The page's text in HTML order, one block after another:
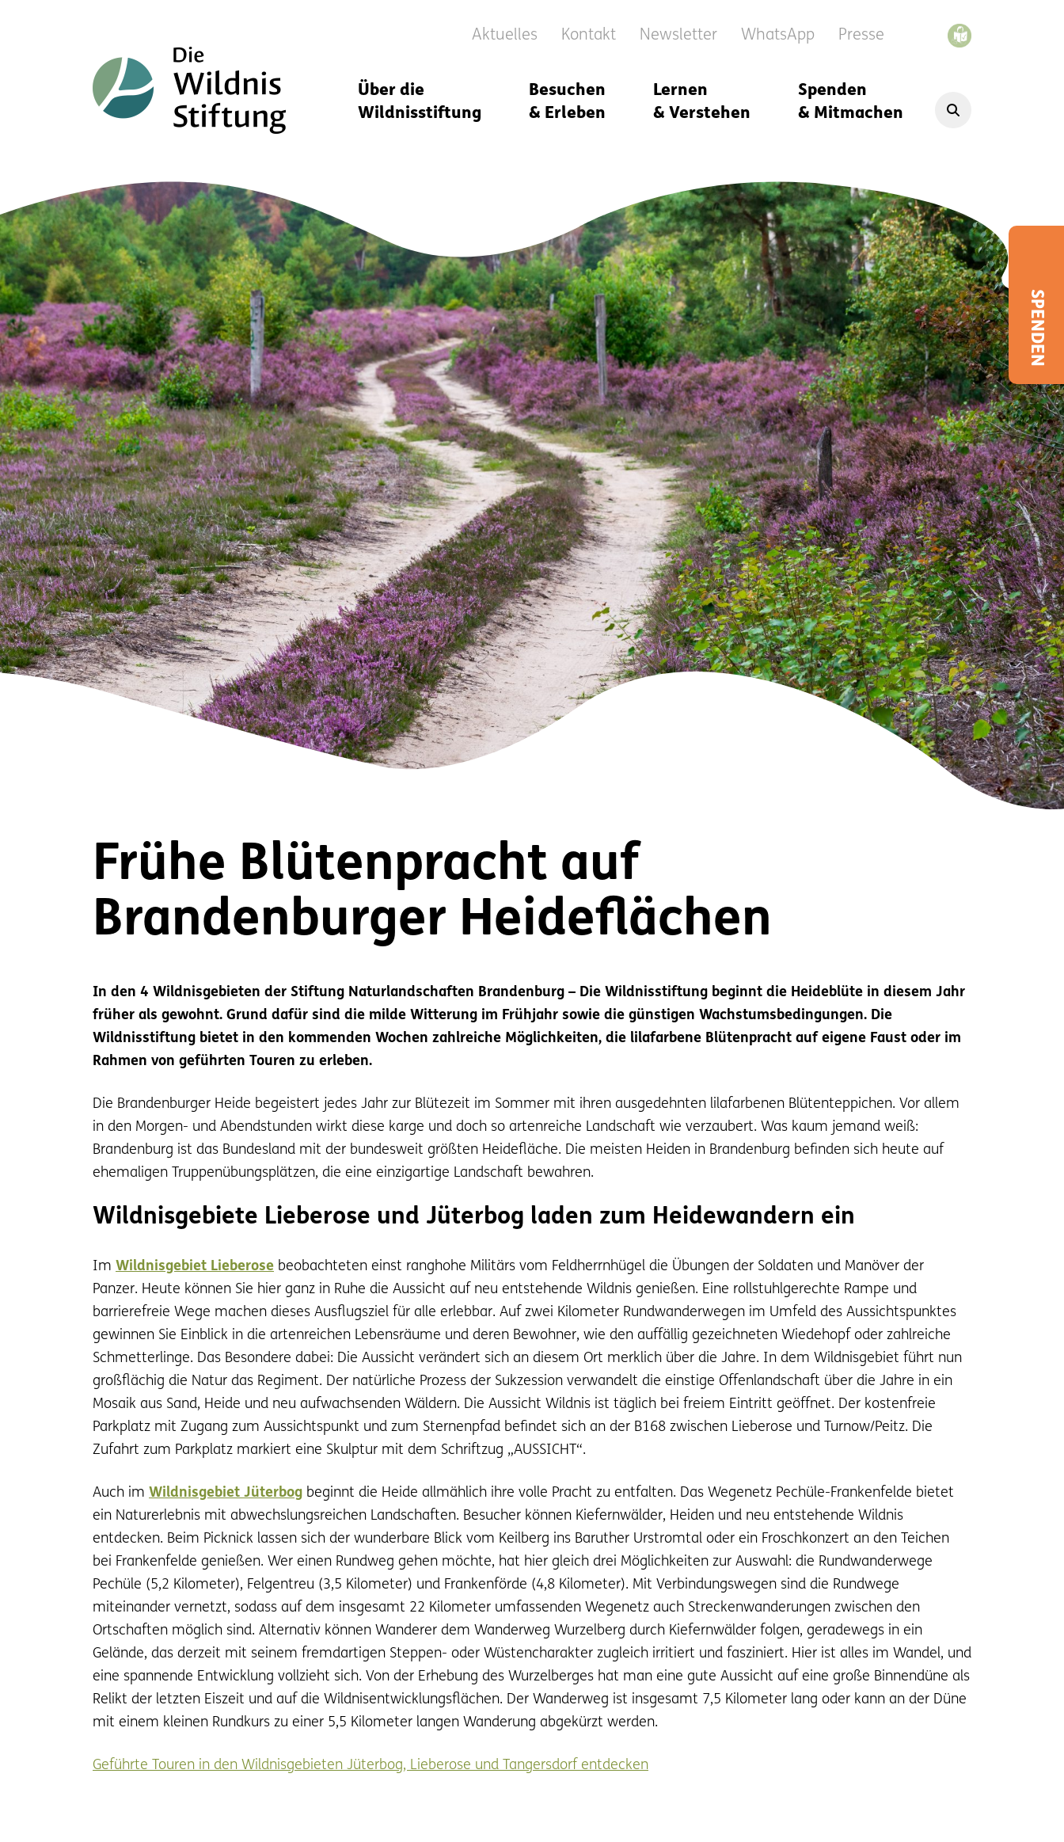
Aktuelles Kontakt Newsletter WhatsApp Presse
Über die
Wildnisstiftung
Besuchen
& Erleben
Lernen
& Verstehen
Spenden
& Mitmachen
Frühe Blütenpracht auf
Brandenburger Heideflächen
In den 4 Wildnisgebieten der Stiftung Naturlandschaften Brandenburg – Die Wildnisstiftung beginnt die Heideblüte in diesem Jahr
früher als gewohnt. Grund dafür sind die milde Witterung im Frühjahr sowie die günstigen Wachstumsbedingungen. Die
Wildnisstiftung bietet in den kommenden Wochen zahlreiche Möglichkeiten, die lilafarbene Blütenpracht auf eigene Faust oder im
Rahmen von geführten Touren zu erleben.
Die Brandenburger Heide begeistert jedes Jahr zur Blütezeit im Sommer mit ihren ausgedehnten lilafarbenen Blütenteppichen. Vor allem
in den Morgen- und Abendstunden wirkt diese karge und doch so artenreiche Landschaft wie verzaubert. Was kaum jemand weiß:
Brandenburg ist das Bundesland mit der bundesweit größten Heidefläche. Die meisten Heiden in Brandenburg befinden sich heute auf
ehemaligen Truppenübungsplätzen, die eine einzigartige Landschaft bewahren.
Wildnisgebiete Lieberose und Jüterbog laden zum Heidewandern ein
Im Wildnisgebiet Lieberose beobachteten einst ranghohe Militärs vom Feldherrnhügel die Übungen der Soldaten und Manöver der
Panzer. Heute können Sie hier ganz in Ruhe die Aussicht auf neu entstehende Wildnis genießen. Eine rollstuhlgerechte Rampe und
barrierefreie Wege machen dieses Ausflugsziel für alle erlebbar. Auf zwei Kilometer Rundwanderwegen im Umfeld des Aussichtspunktes
gewinnen Sie Einblick in die artenreichen Lebensräume und deren Bewohner, wie den auffällig gezeichneten Wiedehopf oder zahlreiche
Schmetterlinge. Das Besondere dabei: Die Aussicht verändert sich an diesem Ort merklich über die Jahre. In dem Wildnisgebiet führt nun
großflächig die Natur das Regiment. Der natürliche Prozess der Sukzession verwandelt die einstige Offenlandschaft über die Jahre in ein
Mosaik aus Sand, Heide und neu aufwachsenden Wäldern. Die Aussicht Wildnis ist täglich bei freiem Eintritt geöffnet. Der kostenfreie
Parkplatz mit Zugang zum Aussichtspunkt und zum Sternenpfad befindet sich an der B168 zwischen Lieberose und Turnow/Peitz. Die
Zufahrt zum Parkplatz markiert eine Skulptur mit dem Schriftzug „AUSSICHT“.
Auch im Wildnisgebiet Jüterbog beginnt die Heide allmählich ihre volle Pracht zu entfalten. Das Wegenetz Pechüle-Frankenfelde bietet
ein Naturerlebnis mit abwechslungsreichen Landschaften. Besucher können Kiefernwälder, Heiden und neu entstehende Wildnis
entdecken. Beim Picknick lassen sich der wunderbare Blick vom Keilberg ins Baruther Urstromtal oder ein Froschkonzert an den Teichen
bei Frankenfelde genießen. Wer einen Rundweg gehen möchte, hat hier gleich drei Möglichkeiten zur Auswahl: die Rundwanderwege
Pechüle (5,2 Kilometer), Felgentreu (3,5 Kilometer) und Frankenförde (4,8 Kilometer). Mit Verbindungswegen sind die Rundwege
miteinander vernetzt, sodass auf dem insgesamt 22 Kilometer umfassenden Wegenetz auch Streckenwanderungen zwischen den
Ortschaften möglich sind. Alternativ können Wanderer dem Wanderweg Wurzelberg durch Kiefernwälder folgen, geradewegs in ein
Gelände, das derzeit mit seinem fremdartigen Steppen- oder Wüstencharakter zugleich irritiert und fasziniert. Hier ist alles im Wandel, und
eine spannende Entwicklung vollzieht sich. Von der Erhebung des Wurzelberges hat man eine gute Aussicht auf eine große Binnendüne als
Relikt der letzten Eiszeit und auf die Wildnisentwicklungsflächen. Der Wanderweg ist insgesamt 7,5 Kilometer lang oder kann an der Düne
mit einem kleinen Rundkurs zu einer 5,5 Kilometer langen Wanderung abgekürzt werden.
Geführte Touren in den Wildnisgebieten Jüterbog, Lieberose und Tangersdorf entdecken
SPENDEN